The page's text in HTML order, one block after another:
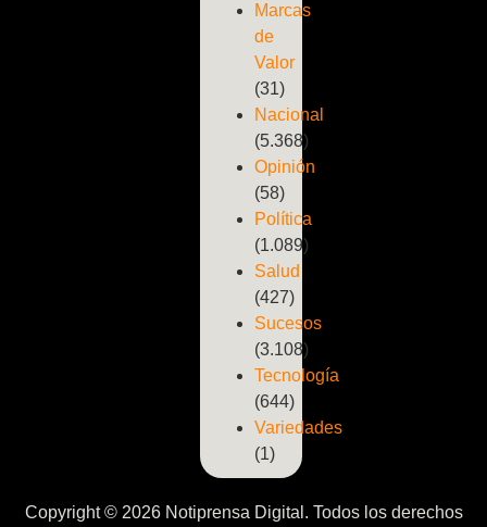
Marcas
de
Valor
(31)
Nacional
(5.368)
Opinión
(58)
Política
(1.089)
Salud
(427)
Sucesos
(3.108)
Tecnología
(644)
Variedades
(1)
Copyright © 2026 Notiprensa Digital. Todos los derechos